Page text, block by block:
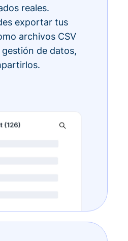
reales.
exportar tus
archivos CSV
de datos,